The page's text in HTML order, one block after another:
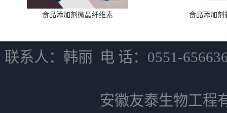
食品添加剂微晶纤维素 食品添加剂
联系人：韩丽 电 话：0551-
安徽友泰生物工程